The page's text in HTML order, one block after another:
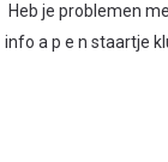
Heb je problemen
info a p e n staartje